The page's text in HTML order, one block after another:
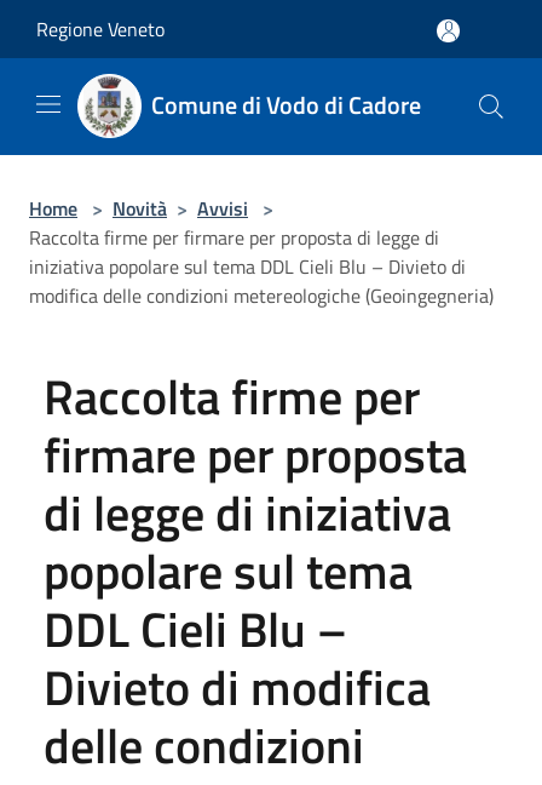
Regione Veneto
Comune di Vodo di Cadore
Home > Novità > Avvisi >
Raccolta firme per firmare per proposta di legge di
iniziativa popolare sul tema DDL Cieli Blu – Divieto di
modifica delle condizioni metereologiche (Geoingegneria)
Raccolta firme per
firmare per proposta
di legge di iniziativa
popolare sul tema
DDL Cieli Blu –
Divieto di modifica
delle condizioni